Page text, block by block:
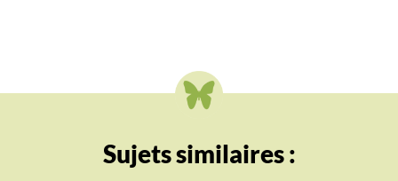
Sujets similaires :